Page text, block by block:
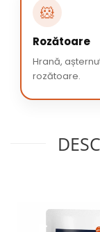
🐹
Rozătoare
Hrană,
rozătoare.